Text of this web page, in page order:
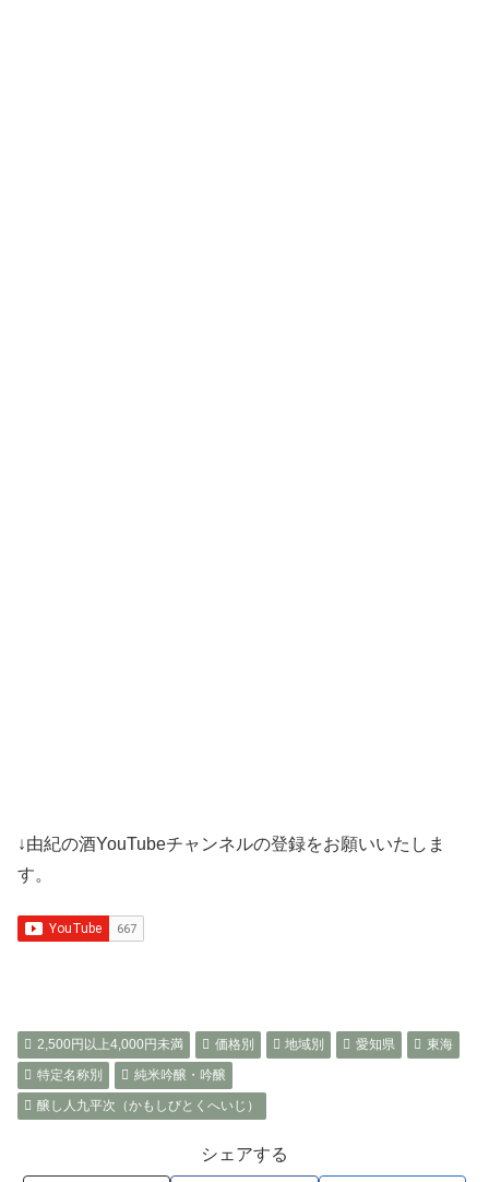
↓由紀の酒YouTubeチャンネルの登録をお願いいたしま
す。
2,500円以上4,000円未満 価格別 地域別 愛知県
東海
特定名称別
純米吟醸・吟醸
醸し人九平次（かもしびとくへいじ）
シェアする